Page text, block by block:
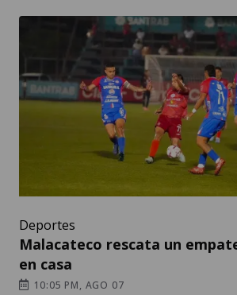
Deportes
Malacateco rescata un
en casa
10:05 PM, AGO 07